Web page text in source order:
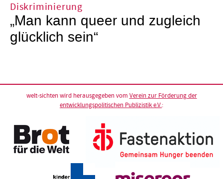
Diskriminierung
„Man kann queer und zugleich
glücklich sein“
welt-sichten wird herausgegeben vom Verein zur Förderung der
entwicklungspolitischen Publizistik e.V.: